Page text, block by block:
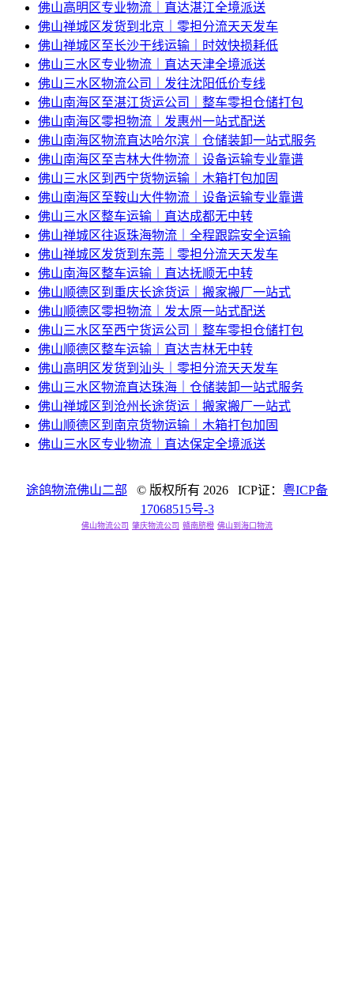
佛山高明区专业物流｜直达湛江全境派送
佛山禅城区发货到北京｜零担分流天天发车
佛山禅城区至长沙干线运输｜时效快损耗低
佛山三水区专业物流｜直达天津全境派送
佛山三水区物流公司｜发往沈阳低价专线
佛山南海区至湛江货运公司｜整车零担仓储打包
佛山南海区零担物流｜发惠州一站式配送
佛山南海区物流直达哈尔滨｜仓储装卸一站式服务
佛山南海区至吉林大件物流｜设备运输专业靠谱
佛山三水区到西宁货物运输｜木箱打包加固
佛山南海区至鞍山大件物流｜设备运输专业靠谱
佛山三水区整车运输｜直达成都无中转
佛山禅城区往返珠海物流｜全程跟踪安全运输
佛山禅城区发货到东莞｜零担分流天天发车
佛山南海区整车运输｜直达抚顺无中转
佛山顺德区到重庆长途货运｜搬家搬厂一站式
佛山顺德区零担物流｜发太原一站式配送
佛山三水区至西宁货运公司｜整车零担仓储打包
佛山顺德区整车运输｜直达吉林无中转
佛山高明区发货到汕头｜零担分流天天发车
佛山三水区物流直达珠海｜仓储装卸一站式服务
佛山禅城区到沧州长途货运｜搬家搬厂一站式
佛山顺德区到南京货物运输｜木箱打包加固
佛山三水区专业物流｜直达保定全境派送
途鸽物流佛山二部 © 版权所有 2026 ICP证： 粤ICP备
17068515号-3
佛山物流公司 肇庆物流公司 赣南脐橙 佛山到海口物流